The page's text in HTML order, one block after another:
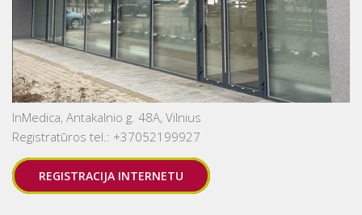
InMedica, Antakalnio g. 48A, Vilnius
Registratūros tel.: +37052199927
REGISTRACIJA INTERNETU